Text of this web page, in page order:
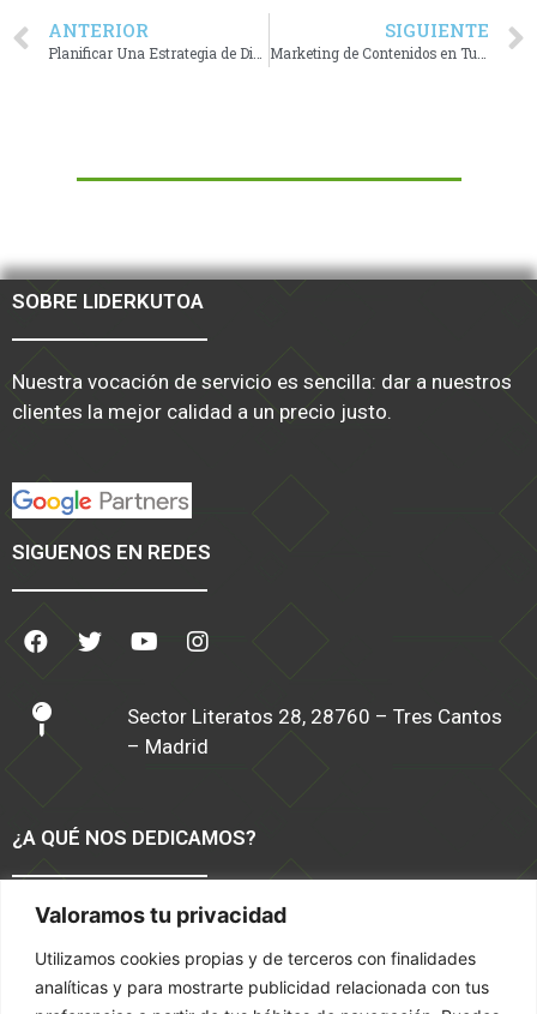
Valoramos tu privacidad
Utilizamos cookies propias y de terceros con finalidades
analíticas y para mostrarte publicidad relacionada con tus
ANTERIOR SIGUIENTE
SOBRE LIDERKUTOA
Nuestra vocación de servicio es sencilla: dar a nuestros
clientes la mejor calidad a un precio justo.
SIGUENOS EN REDES
Sector Literatos 28, 28760 – Tres Cantos
– Madrid
¿A QUÉ NOS DEDICAMOS?
Software TPV Moda y Calzado
Tiendas Online
Servicios
Marketing